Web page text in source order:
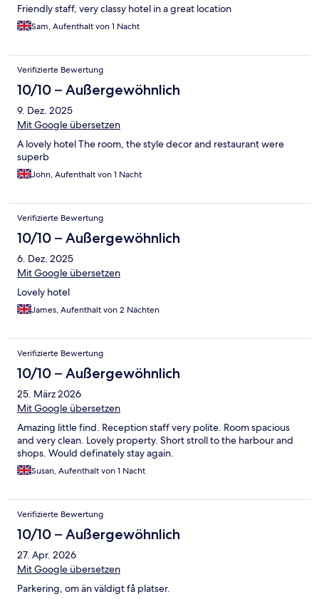
Friendly staff, very classy hotel in a great location
Sam, Aufenthalt von 1 Nacht
Verifizierte Bewertung
10/10 – Außergewöhnlich
9. Dez. 2025
Mit Google übersetzen
A lovely hotel The room, the style decor and restaurant were
superb
John, Aufenthalt von 1 Nacht
Verifizierte Bewertung
10/10 – Außergewöhnlich
6. Dez. 2025
Mit Google übersetzen
Lovely hotel
James, Aufenthalt von 2 Nächten
Verifizierte Bewertung
10/10 – Außergewöhnlich
25. März 2026
Mit Google übersetzen
Amazing little find. Reception staff very polite. Room spacious
and very clean. Lovely property. Short stroll to the harbour and
shops. Would definately stay again.
Susan, Aufenthalt von 1 Nacht
Verifizierte Bewertung
10/10 – Außergewöhnlich
27. Apr. 2026
Mit Google übersetzen
Parkering, om än väldigt få platser.